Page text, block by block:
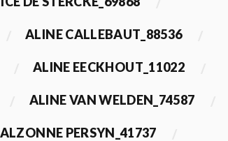
ALINE CALLEBAUT_88536
ALINE EECKHOUT_11022
ALINE VAN WELDEN_74587
ALZONNE PERSYN_41737